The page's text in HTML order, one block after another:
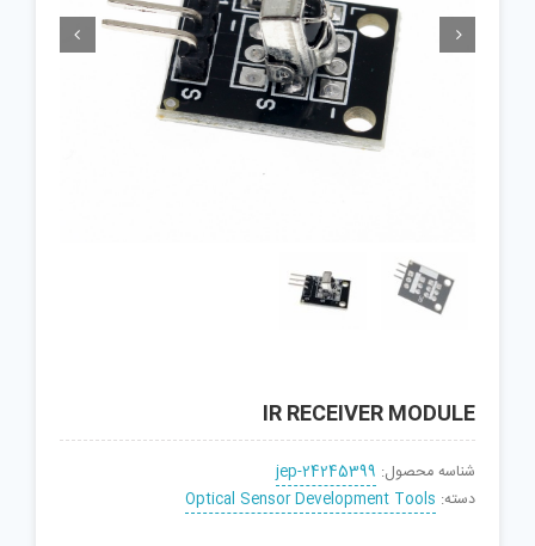
 
IR RECEIVER MODULE
شناسه محصول: jep-24245399
دسته: Optical Sensor Development Tools